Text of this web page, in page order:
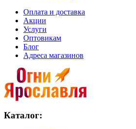
Оплата и доставка
Акции
Услуги
Оптовикам
Блог
Адреса магазинов
Каталог: